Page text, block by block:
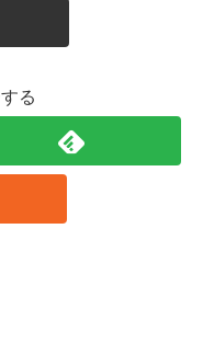
る